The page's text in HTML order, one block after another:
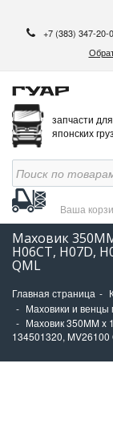
+7 (383) 347-20-
запчасти
японских
Ваша
Маховик
H06CT, H07D,
QML
Главная страница
Маховики и венцы
Маховик 350MM x
134501320, MV26100